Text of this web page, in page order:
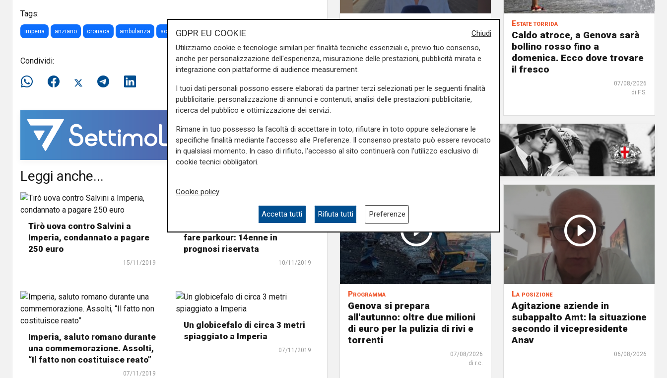
Tags:
imperia anziano cronaca ambulanza soccorsi
Condividi:
Leggi anche...
Tirò uova contro Salvini a
Imperia, condannato a pagare
250 euro
15/11/2019
Imperia. Si lancia dal tetto per
fare parkour: 14enne in
prognosi riservata
10/11/2019
Imperia, saluto romano durante
una commemorazione. Assolti,
“Il fatto non costituisce reato”
07/11/2019
Un globicefalo di circa 3 metri
spiaggiato a Imperia
07/11/2019
L'intervista
Ponente): "Non
demonizziamo nessuno, ma
tolleranza zero verso chi
07/08/2026
Estate torrida
Caldo atroce, a Genova sarà
bollino rosso fino a
domenica. Ecco dove trovare
il fresco
07/08/2026
di F.S.
Programma
Genova si prepara
all'autunno: oltre due milioni
di euro per la pulizia di rivi e
torrenti
07/08/2026
di r.c.
La posizione
Agitazione aziende in
subappalto Amt: la situazione
secondo il vicepresidente
Anav
06/08/2026
Chiudi
GDPR EU COOKIE
Utilizziamo cookie e tecnologie similari per finalità tecniche essenziali e, previo tuo consenso,
anche per personalizzazione dell'esperienza, misurazione delle prestazioni, pubblicità mirata e
integrazione con piattaforme di audience measurement.
I tuoi dati personali possono essere elaborati da partner terzi selezionati per le seguenti finalità
pubblicitarie: personalizzazione di annunci e contenuti, analisi delle prestazioni pubblicitarie,
ricerca del pubblico e ottimizzazione dei servizi.
Rimane in tuo possesso la facoltà di accettare in toto, rifiutare in toto oppure selezionare le
specifiche finalità mediante l'accesso alle Preferenze. Il consenso prestato può essere revocato
in qualsiasi momento. In caso di rifiuto, l'accesso al sito continuerà con l'utilizzo esclusivo di
cookie tecnici obbligatori.
Cookie policy
Accetta tutti Rifiuta tutti Preferenze